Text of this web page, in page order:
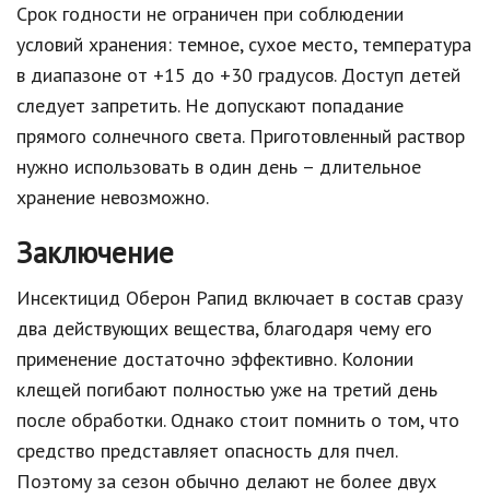
Срок годности не ограничен при соблюдении
условий хранения: темное, сухое место, температура
в диапазоне от +15 до +30 градусов. Доступ детей
следует запретить. Не допускают попадание
прямого солнечного света. Приготовленный раствор
нужно использовать в один день – длительное
хранение невозможно.
Заключение
Инсектицид Оберон Рапид включает в состав сразу
два действующих вещества, благодаря чему его
применение достаточно эффективно. Колонии
клещей погибают полностью уже на третий день
после обработки. Однако стоит помнить о том, что
средство представляет опасность для пчел.
Поэтому за сезон обычно делают не более двух